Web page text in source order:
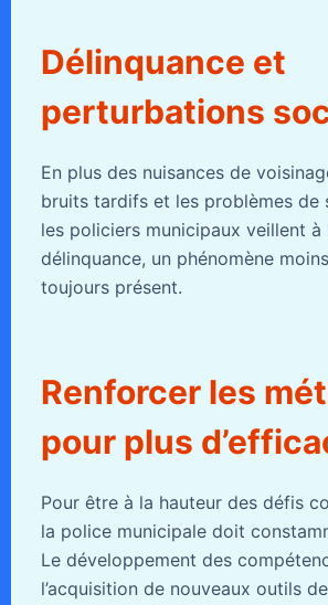
Délinquance et
perturbations
En plus des nuisances de
bruits tardifs et les problèmes de
les policiers municipaux veillent à
délinquance, un phénomène
toujours présent.
Renforcer les
pour plus
Pour être à la hauteur des défis
la police municipale doit
Le développement des
l’acquisition de nouveaux outils